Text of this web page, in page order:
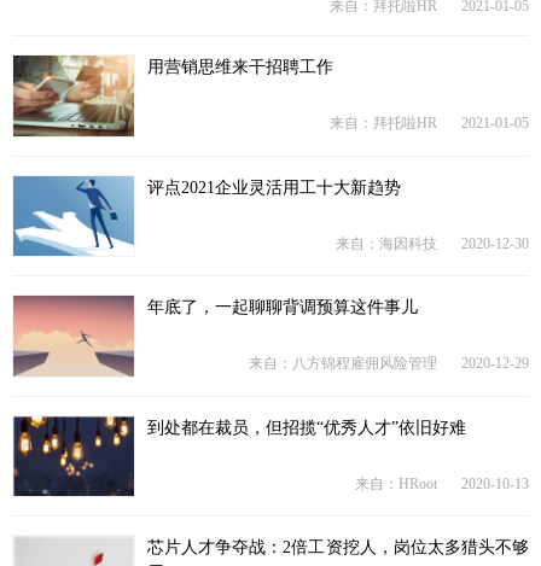
来自：拜托啦HR 2021-01-05
用营销思维来干招聘工作
来自：拜托啦HR 2021-01-05
评点2021企业灵活用工十大新趋势
来自：海因科技 2020-12-30
年底了，一起聊聊背调预算这件事儿
来自：八方锦程雇佣风险管理 2020-12-29
到处都在裁员，但招揽“优秀人才”依旧好难
来自：HRoot 2020-10-13
芯片人才争夺战：2倍工资挖人，岗位太多猎头不够